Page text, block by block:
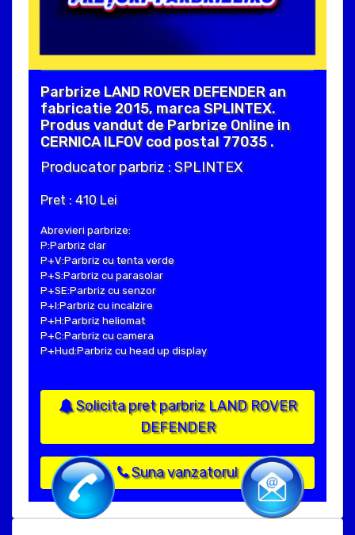
Parbrize LAND ROVER DEFENDER an
fabricatie 2015, marca SPLINTEX.
Produs vandut de Parbrize Online in
CERNICA ILFOV cod postal 77035 .
Producator parbriz : SPLINTEX
Pret : 410 Lei
Abrevieri parbrize:
P:Parbriz clar
P+V:Parbriz cu tenta verde
P+S:Parbriz cu parasolar
P+SE:Parbriz cu senzor
P+I:Parbriz cu incalzire
P+H:Parbriz heliomat
P+C:Parbriz cu camera
P+Hud:Parbriz cu head up display
Solicita pret parbriz LAND ROVER
DEFENDER
Suna vanzatorul